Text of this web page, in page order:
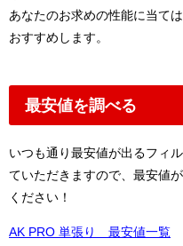
あなたのお求めの性能に当て
おすすめします。
最安値を調べる
いつも通り最安値が出るフィ
ていただきますので、最安値
ください！
AK PRO 単張り 最安値一覧